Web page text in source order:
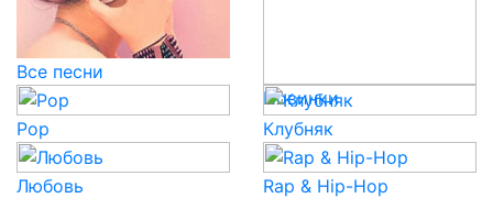
Все песни
Новинки
Pop
Клубняк
Любовь Rap & Hip-Hop